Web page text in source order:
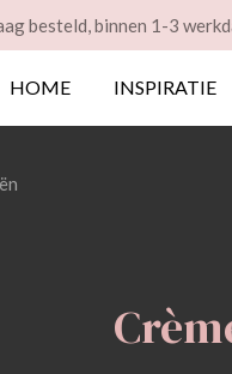
besteld, binnen 1-3
HOME INSPIRATIE